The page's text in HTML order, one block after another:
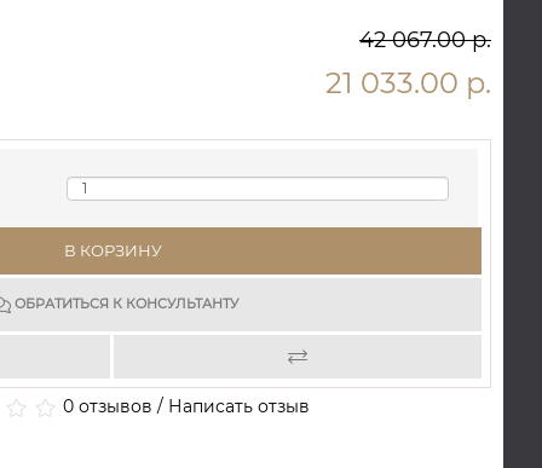
42 067.00 р.
21 033.00 р.
В КОРЗИНУ
ОБРАТИТЬСЯ К КОНСУЛЬТАНТУ
0 отзывов / Написать отзыв